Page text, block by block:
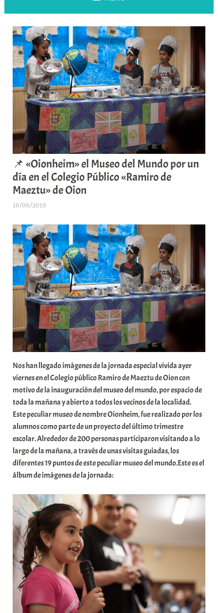
📌 «Oionheim» el Museo del Mundo por un
día en el Colegio Público «Ramiro de
Maeztu» de Oion
16/06/2019
b
a
r
E
r
r
i
o
x
a
K
o
m
u
n
i
t
a
t
e
Nos han llegado imágenes de la jornada especial vivida ayer
viernes en el Colegio público Ramiro de Maeztu de Oion con
motivo de la inauguración del museo del mundo, por espacio de
toda la mañana y abierto a todos los vecinos de la localidad.
Este peculiar museo de nombre Oionheim, fue realizado por los
alumnos como parte de un proyecto del último trimestre
escolar. Alrededor de 200 personas participaron visitando a lo
largo de la mañana, a través de unas visitas guiadas, los
diferentes 19 puntos de este peculiar museo del mundo.Este es el
álbum de imágenes de la jornada: